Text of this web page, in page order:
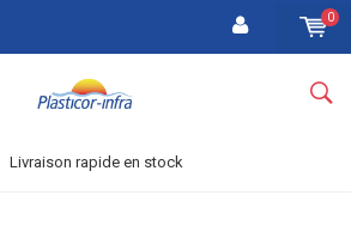
0
Livraison rapide en stock